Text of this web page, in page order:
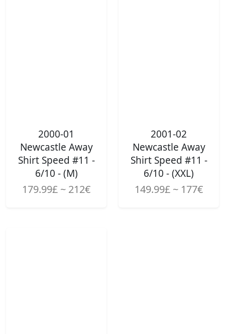
2000-01
Newcastle Away
Shirt Speed #11 -
6/10 - (M)
179.99£ ~ 212€
2001-02
Newcastle Away
Shirt Speed #11 -
6/10 - (XXL)
149.99£ ~ 177€